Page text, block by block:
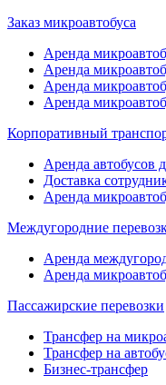
Заказ микроавтобуса
Аренда
Аренда
Аренда
Аренда
Корпоративный
Аренда автобусов
Доставка
Аренда
Междугородние
Аренда
Аренда
Пассажирские перевозки
Трансфер на
Трансфер на
Бизнес-трансфер